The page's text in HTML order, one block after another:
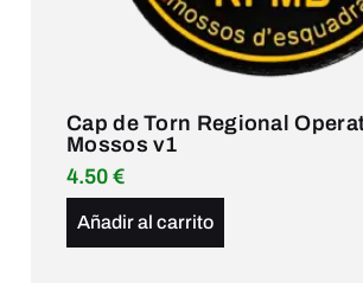
Cap de Torn Regional
Mossos v1
4.50 €
Añadir al carrito